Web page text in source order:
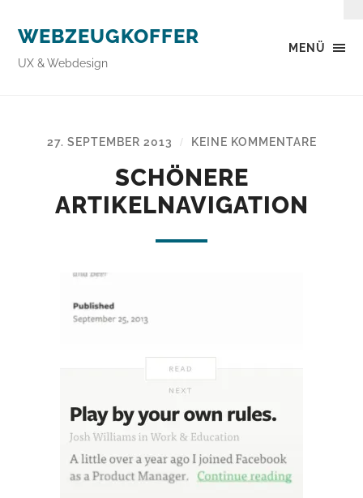
MENÜ
WEBZEUGKOFFER
UX & Webdesign
27. SEPTEMBER 2013 / KEINE KOMMENTARE
SCHÖNERE
ARTIKELNAVIGATION